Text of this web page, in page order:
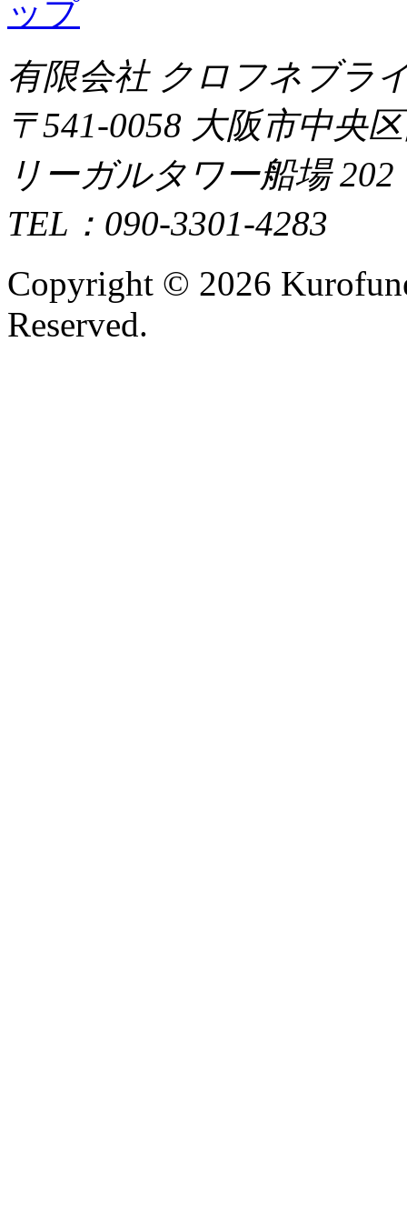
有限会社 クロフネブラ
〒541-0058 大阪市中央
リーガルタワー船場 202
TEL：090-3301-4283
Copyright © 2026
Reserved.